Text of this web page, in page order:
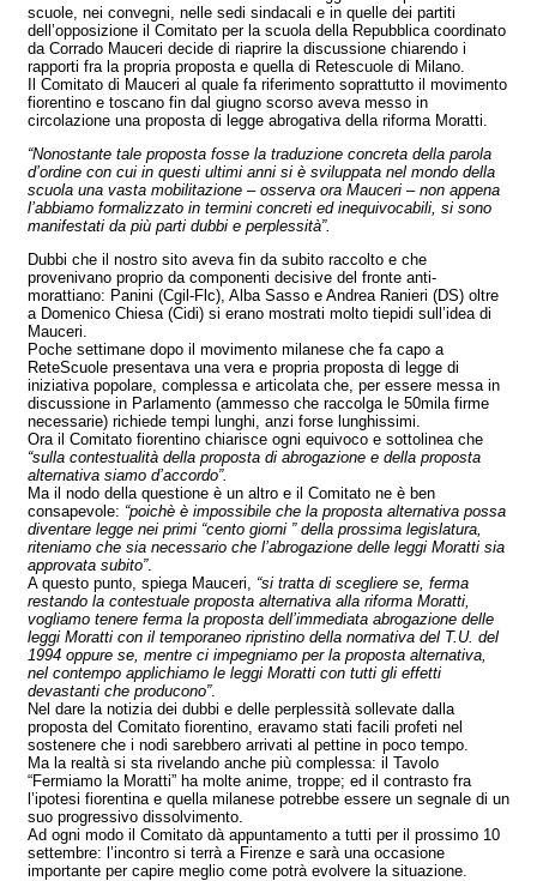
scuole, nei convegni, nelle sedi sindacali e in quelle dei partiti
dell’opposizione il Comitato per la scuola della Repubblica coordinato
da Corrado Mauceri decide di riaprire la discussione chiarendo i
rapporti fra la propria proposta e quella di Retescuole di Milano.
Il Comitato di Mauceri al quale fa riferimento soprattutto il movimento
fiorentino e toscano fin dal giugno scorso aveva messo in
circolazione una proposta di legge abrogativa della riforma Moratti.
“Nonostante tale proposta fosse la traduzione concreta della parola
d’ordine con cui in questi ultimi anni si è sviluppata nel mondo della
scuola una vasta mobilitazione – osserva ora Mauceri –non appena
l’abbiamo formalizzato in termini concreti ed inequivocabili, si sono
manifestati da più parti dubbi e perplessità”.
Dubbi che il nostro sito aveva fin da subito raccolto e che
provenivano proprio da componenti decisive del fronte anti-
morattiano: Panini (Cgil-Flc), Alba Sasso e Andrea Ranieri (DS) oltre
a Domenico Chiesa (Cidi) si erano mostrati molto tiepidi sull’idea di
Mauceri.
Poche settimane dopo il movimento milanese che fa capo a
ReteScuole presentava una vera e propria proposta di legge di
iniziativa popolare, complessa e articolata che, per essere messa in
discussione in Parlamento (ammesso che raccolga le 50mila firme
necessarie) richiede tempi lunghi, anzi forse lunghissimi.
Ora il Comitato fiorentino chiarisce ogni equivoco e sottolinea che
“sulla contestualità della proposta di abrogazione e della proposta
alternativa siamo d’accordo”.
Ma il nodo della questione è un altro e il Comitato ne è ben
consapevole: “poichè è impossibile che la proposta alternativa possa
diventare legge nei primi “cento giorni ” della prossima legislatura,
riteniamo che sia necessario che l’abrogazione delle leggi Moratti sia
approvata subito”.
A questo punto, spiega Mauceri, “si tratta di scegliere se, ferma
restando la contestuale proposta alternativa alla riforma Moratti,
vogliamo tenere ferma la proposta dell’immediata abrogazione delle
leggi Moratti con il temporaneo ripristino della normativa del T.U. del
1994 oppure se, mentre ci impegniamo per la proposta alternativa,
nel contempo applichiamo le leggi Moratti con tutti gli effetti
devastanti che producono”.
Nel dare la notizia dei dubbi e delle perplessità sollevate dalla
proposta del Comitato fiorentino, eravamo stati facili profeti nel
sostenere che i nodi sarebbero arrivati al pettine in poco tempo.
Ma la realtà si sta rivelando anche più complessa: il Tavolo
“Fermiamo la Moratti” ha molte anime, troppe; ed il contrasto fra
l’ipotesi fiorentina e quella milanese potrebbe essere un segnale di un
suo progressivo dissolvimento.
Ad ogni modo il Comitato dà appuntamento a tutti per il prossimo 10
settembre: l’incontro si terrà a Firenze e sarà una occasione
importante per capire meglio come potrà evolvere la situazione.